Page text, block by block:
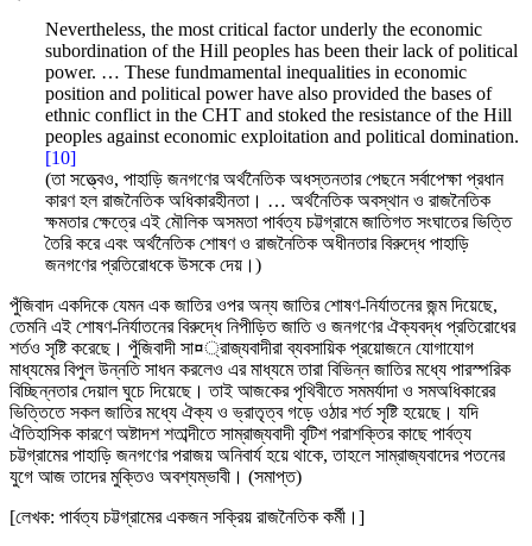
Nevertheless, the most critical factor underly the economic
subordination of the Hill peoples has been their lack of political
power. … These fundmamental inequalities in economic
position and political power have also provided the bases of
ethnic conflict in the CHT and stoked the resistance of the Hill
peoples against economic exploitation and political domination.
[10]
(তা সত্ত্বেও, পাহাড়ি জনগণের অর্থনৈতিক অধস্তনতার পেছনে সর্বাপেক্ষা প্রধান
কারণ হল রাজনৈতিক অধিকারহীনতা। … অর্থনৈতিক অবস্থান ও রাজনৈতিক
ক্ষমতার ক্ষেত্রে এই মৌলিক অসমতা পার্বত্য চট্টগ্রামে জাতিগত সংঘাতের ভিত্তি
তৈরি করে এবং অর্থনৈতিক শোষণ ও রাজনৈতিক অধীনতার বিরুদ্ধে পাহাড়ি
জনগণের প্রতিরোধকে উসকে দেয়।)
পুঁজিবাদ একদিকে যেমন এক জাতির ওপর অন্য জাতির শোষণ-নির্যাতনের জন্ম দিয়েছে,
তেমনি এই শোষণ-নির্যাতনের বিরুদ্ধে নিপীড়িত জাতি ও জনগণের ঐক্যবদ্ধ প্রতিরোধের
শর্তও সৃষ্টি করেছে। পুঁজিবাদী সা¤্রাজ্যবাদীরা ব্যবসায়িক প্রয়োজনে যোগাযোগ
মাধ্যমের বিপুল উন্নতি সাধন করলেও এর মাধ্যমে তারা বিভিন্ন জাতির মধ্যে পারস্পরিক
বিচ্ছিন্নতার দেয়াল ঘুচে দিয়েছে। তাই আজকের পৃথিবীতে সমমর্যাদা ও সমঅধিকারের
ভিত্তিতে সকল জাতির মধ্যে ঐক্য ও ভ্রাতৃত্ব গড়ে ওঠার শর্ত সৃষ্টি হয়েছে। যদি
ঐতিহাসিক কারণে অষ্টাদশ শতাব্দীতে সাম্রাজ্যবাদী বৃটিশ পরাশক্তির কাছে পার্বত্য
চট্টগ্রামের পাহাড়ি জনগণের পরাজয় অনিবার্য হয়ে থাকে, তাহলে সাম্রাজ্যবাদের পতনের
যুগে আজ তাদের মুক্তিও অবশ্যম্ভাবী। (সমাপ্ত)
[লেখক: পার্বত্য চট্টগ্রামের একজন সক্রিয় রাজনৈতিক কর্মী।]